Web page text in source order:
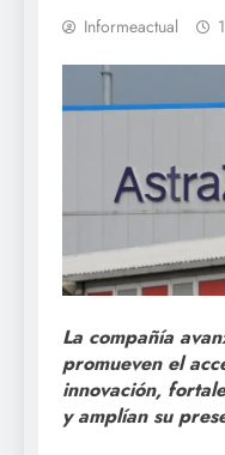
Informeactual
La compañía
promueven el
innovación,
y amplían su